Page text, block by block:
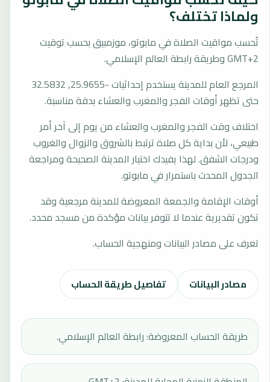
ولماذا تختلف؟
تُحسب مواقيت الصلاة في مابوتو، موزمبيق بحسب توقيت
GMT+2 وطريقة رابطة العالم الإسلامي.
المرجع العام للمدينة يستخدم إحداثيات -25.9655, 32.5832
حتى تظهر أوقات الفجر والمغرب والعشاء بدقة مناسبة.
اختلاف وقت الفجر والمغرب والعشاء من يوم إلى آخر أمر
طبيعي، لأن بداية كل صلاة ترتبط بالشروق والزوال والغروب
ودرجات الشفق. لهذا يفيدك اختيار المدينة الصحيحة ومراجعة
الجدول المحدث باستمرار في مابوتو.
أوقات الإقامة والجمعة المعروضة للمدينة مرجعية وقد
تكون تقديرية عندما لا تتوفر بيانات مؤكدة من مسجد محدد.
تعرف على مصادر البيانات ومنهجية الحساب.
مصادر البيانات تفاصيل طريقة الحساب
طريقة الحساب المعروضة: رابطة العالم الإسلامي.